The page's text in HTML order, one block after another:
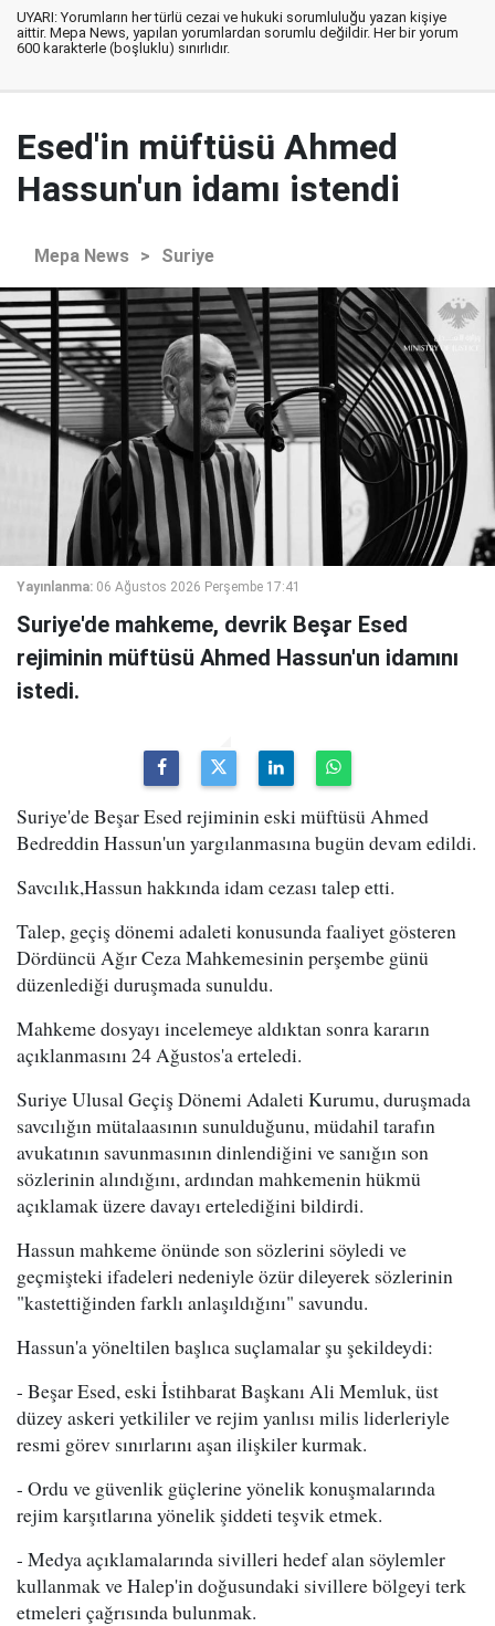
UYARI: Yorumların her türlü cezai ve hukuki sorumluluğu yazan kişiye
aittir. Mepa News, yapılan yorumlardan sorumlu değildir. Her bir yorum
600 karakterle (boşluklu) sınırlıdır.
Esed'in müftüsü Ahmed
Hassun'un idamı istendi
Mepa News > Suriye
Yayınlanma: 06 Ağustos 2026 Perşembe 17:41
Suriye'de mahkeme, devrik Beşar Esed
rejiminin müftüsü Ahmed Hassun'un idamını
istedi.
Suriye'de Beşar Esed rejiminin eski müftüsü Ahmed
Bedreddin Hassun'un yargılanmasına bugün devam edildi.
Savcılık,Hassun hakkında idam cezası talep etti.
Talep, geçiş dönemi adaleti konusunda faaliyet gösteren
Dördüncü Ağır Ceza Mahkemesinin perşembe günü
düzenlediği duruşmada sunuldu.
Mahkeme dosyayı incelemeye aldıktan sonra kararın
açıklanmasını 24 Ağustos'a erteledi.
Suriye Ulusal Geçiş Dönemi Adaleti Kurumu, duruşmada
savcılığın mütalaasının sunulduğunu, müdahil tarafın
avukatının savunmasının dinlendiğini ve sanığın son
sözlerinin alındığını, ardından mahkemenin hükmü
açıklamak üzere davayı ertelediğini bildirdi.
Hassun mahkeme önünde son sözlerini söyledi ve
geçmişteki ifadeleri nedeniyle özür dileyerek sözlerinin
"kastettiğinden farklı anlaşıldığını" savundu.
Hassun'a yöneltilen başlıca suçlamalar şu şekildeydi:
- Beşar Esed, eski İstihbarat Başkanı Ali Memluk, üst
düzey askeri yetkililer ve rejim yanlısı milis liderleriyle
resmi görev sınırlarını aşan ilişkiler kurmak.
- Ordu ve güvenlik güçlerine yönelik konuşmalarında
rejim karşıtlarına yönelik şiddeti teşvik etmek.
- Medya açıklamalarında sivilleri hedef alan söylemler
kullanmak ve Halep'in doğusundaki sivillere bölgeyi terk
etmeleri çağrısında bulunmak.